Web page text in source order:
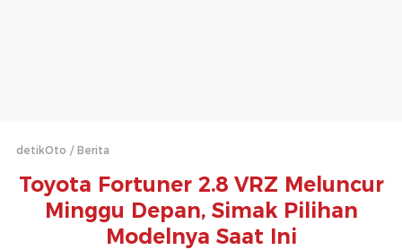
detikOto Berita
Toyota Fortuner 2.8 VRZ Meluncur
Minggu Depan, Simak Pilihan
Modelnya Saat Ini